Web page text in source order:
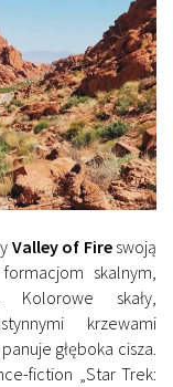
Valley of Fireswoją
skalnym,
Kolorowe skały,
krzewami
głęboka cisza.
fiction „Star Trek: